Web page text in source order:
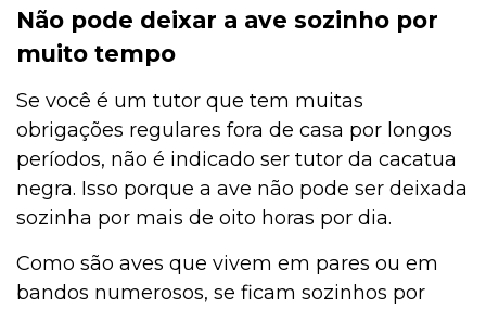
Não pode deixar a ave sozinho por
muito tempo
Se você é um tutor que tem muitas
obrigações regulares fora de casa por longos
períodos, não é indicado ser tutor da cacatua
negra. Isso porque a ave não pode ser deixada
sozinha por mais de oito horas por dia.
Como são aves que vivem em pares ou em
bandos numerosos, se ficam sozinhos por